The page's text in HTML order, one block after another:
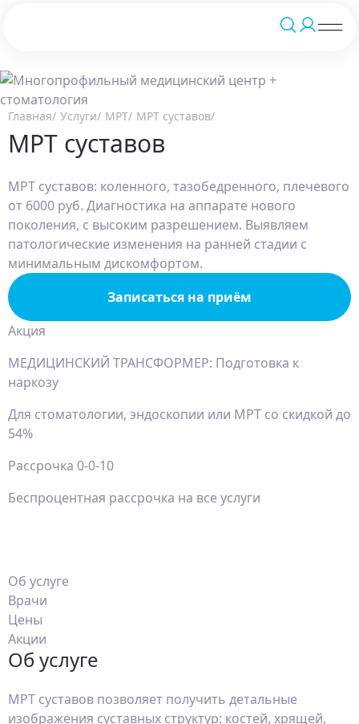
Главная Услуги МРТ МРТ суставов
МРТ суставов
МРТ суставов: коленного, тазобедренного, плечевого
от 6000 руб. Диагностика на аппарате нового
поколения, с высоким разрешением. Выявляем
патологические изменения на ранней стадии с
минимальным дискомфортом.
Записаться на приём
Акция
МЕДИЦИНСКИЙ ТРАНСФОРМЕР: Подготовка к
наркозу
Для стоматологии, эндоскопии или МРТ со скидкой до
54%
Рассрочка 0-0-10
Беспроцентная рассрочка на все услуги
Об услуге
Врачи
Цены
Акции
Об услуге
МРТ суставов позволяет получить детальные
изображения суставных структур: костей, хрящей,